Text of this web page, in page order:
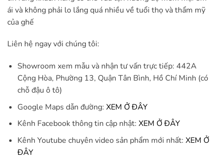
ái và không phải lo lắng quá nhiều về tuổi thọ và thẩm mỹ
của ghế
Liên hệ ngay với chúng tôi:
Showroom xem mẫu và nhận tư vấn trực tiếp: 442A
Cộng Hòa, Phường 13, Quận Tân Bình, Hồ Chí Minh (có
chỗ đậu ô tô)
Google Maps dẫn đường: XEM Ở ĐÂY
Kênh Facebook thông tin cập nhật: XEM Ở ĐÂY
Kênh Youtube chuyên video sản phẩm mới nhất: XEM Ở
ĐÂY